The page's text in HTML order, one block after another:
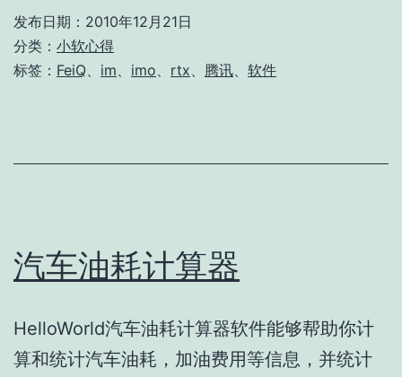
替
——
发布日期： 2010年12月21日
分类： 小软心得
标签： FeiQ im imo rtx 腾讯 软件
汽车油耗计算器
HelloWorld汽车油耗计算器软件能够帮助你计
算和统计汽车油耗，加油费用等信息，并统计